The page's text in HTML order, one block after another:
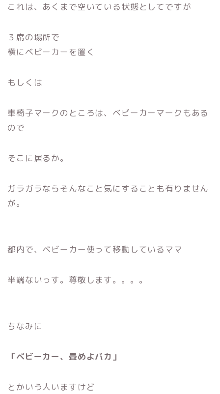
これは、あくまで空いている状態としてですが
３席の場所で
横にベビーカーを置く
もしくは
車椅子マークのところは、ベビーカーマークもある
ので
そこに居るか。
ガラガラならそんなこと気にすることも有りません
が。
都内で、ベビーカー使って移動しているママ
半端ないっす。尊敬します。。。。
ちなみに
「ベビーカー、畳めよバカ」
とかいう人いますけど